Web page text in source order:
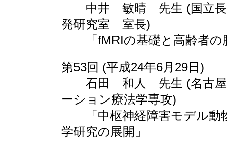
中井 敏晴 先生 (国立長寿
発研究室 室長)
「fMRIの基礎と高齢者の
第53回 (平成24年6月29日)
石田 和人 先生 (名古屋大
ーション療法学専攻)
「中枢神経障害モデル動
学研究の展開」